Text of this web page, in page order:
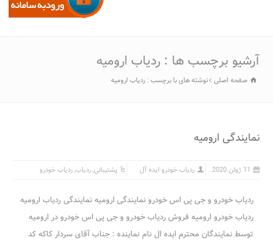
آرشیو برچسب ها : ردیاب ارومیه
صفحه اصلی نوشته های با برچسب : ردیاب ارومیه
نمایندگی ارومیه
11 ژوئن 2020 ردیاب خودرو ایده آل پشتیبانی,ردیاب,ردیاب خودرو
ردیاب خودرو و جی پی اس خودرو نمایندگی ارومیه نمایندگی ردیاب ارومیه
ردیاب خودرو ارومیه فروش ردیاب خودرو و جی پی اس خودرو در ارومیه
توسط نمایندگان محترم ایده ال نام نماینده : جناب آقای سردار کاکه کد